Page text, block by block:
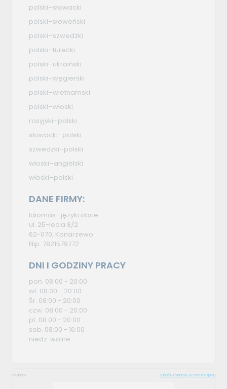
polski–słowacki
polski–słoweński
polski–szwedzki
polski–turecki
polski–ukraiński
polski–węgierski
polski–wietnamski
polski–włoski
rosyjski–polski
słowacki–polski
szwedzki–polski
włoski–angielski
włoski–polski
DANE FIRMY:
Idiomas- języki obce
ul. 25-lecia 8/2
62-070, Konarzewo
Nip: 7821579772
DNI I GODZINY PRACY
pon. 08:00 - 20:00
wt. 08:00 - 20:00
Śr. 08:00 - 20:00
czw. 08:00 - 20:00
pt. 08:00 - 20:00
sob. 08:00 - 16:00
niedz: wolne
Reklama Zamów reklamę w tym miejscu